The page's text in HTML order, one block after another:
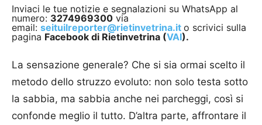
Inviaci le tue notizie e segnalazioni su WhatsApp al
numero: 3274969300 via
email: seituilreporter@rietinvetrina.it o scrivici sulla
pagina Facebook di Rietinvetrina (VAI).
La sensazione generale? Che si sia ormai scelto il
metodo dello struzzo evoluto: non solo testa sotto
la sabbia, ma sabbia anche nei parcheggi, così si
confonde meglio il tutto. D’altra parte, affrontare il